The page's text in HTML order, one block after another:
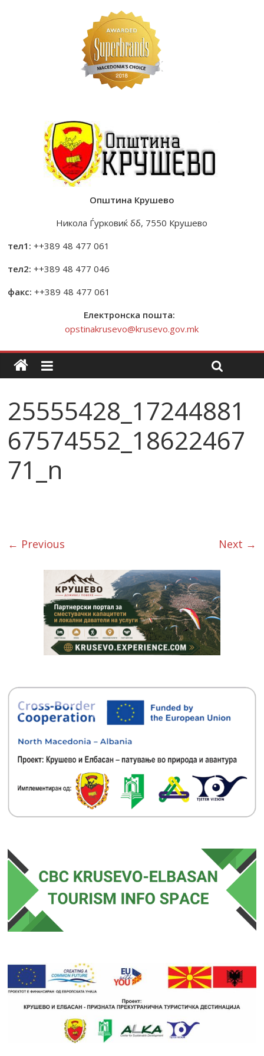
Општина Крушево
Никола Ѓурковиќ бб, 7550 Крушево
тел1: ++389 48 477 061
тел2: ++389 48 477 046
факс: ++389 48 477 061
Електронска пошта:
opstinakrusevo@krusevo.gov.mk
25555428_17244881
67574552_18622467
71_n
← Previous Next →